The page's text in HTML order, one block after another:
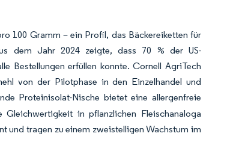
100 Gramm – ein Profil, das Bäckereiketten für
dem Jahr 2024 zeigte, dass 70 % der US-
Bestellungen erfüllen konnte. Cornell AgriTech
von der Pilotphase in den Einzelhandel und
Proteinisolat-Nische bietet eine allergenfreie
in pflanzlichen Fleischanaloga
und tragen zu einem zweistelligen Wachstum im